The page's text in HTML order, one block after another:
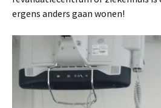
ergens anders gaan wonen!